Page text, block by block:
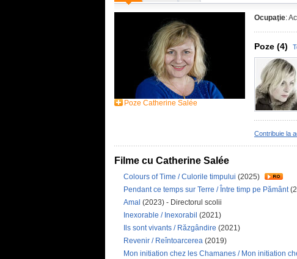
Poze Catherine Salée
Ocupaţie:
Poze (4)
Contribuie la
Filme cu Catherine Salée
Colours of Time / Culorile timpului (2025)
Pendant ce temps sur Terre / Între timp pe Pământ
Amal (2023) - Directorul scolii
Inexorable / Inexorabil (2021)
Ils sont vivants / Răzgândire (2021)
Revenir / Reîntoarcerea (2019)
Mon initiation chez les Chamanes / Mon initiation